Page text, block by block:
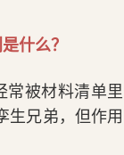
什么？
常被材料清单里
生兄弟，但作用